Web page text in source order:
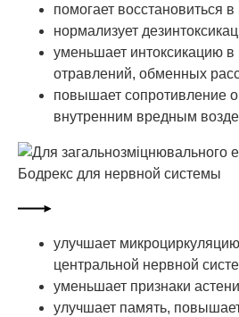
помогает восстановиться в
нормализует
уменьшает интоксикацию в
отравлений, обменных
повышает сопротивление
внутренним вредным
Бодрекс для нервной системы
улучшает
центральной нервной
уменьшает признаки
улучшает память,